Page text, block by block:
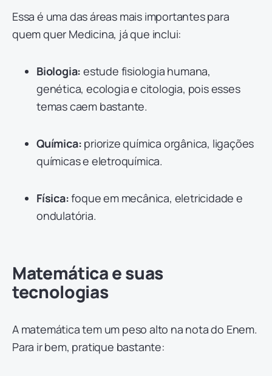
Essa é uma das áreas mais importantes para
quem quer Medicina, já que inclui:
Biologia: estude fisiologia humana,
genética, ecologia e citologia, pois esses
temas caem bastante.
Química: priorize química orgânica, ligações
químicas e eletroquímica.
Física:foque em mecânica, eletricidade e
ondulatória.
Matemática e suas
tecnologias
A matemática tem um peso alto na nota do Enem.
Para ir bem, pratique bastante: